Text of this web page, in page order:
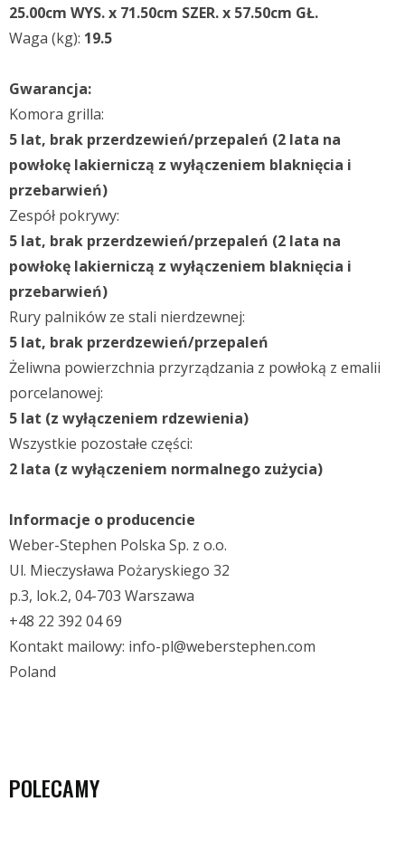
POLECAMY
25.00cm WYS. x 71.50cm SZER. x 57.50cm GŁ.
Waga (kg): 19.5
Gwarancja:
Komora grilla:
5 lat, brak przerdzewień/przepaleń (2 lata na
powłokę lakierniczą z wyłączeniem blaknięcia i
przebarwień)
Zespół pokrywy:
5 lat, brak przerdzewień/przepaleń (2 lata na
powłokę lakierniczą z wyłączeniem blaknięcia i
przebarwień)
Rury palników ze stali nierdzewnej:
5 lat, brak przerdzewień/przepaleń
Żeliwna powierzchnia przyrządzania z powłoką z emalii
porcelanowej:
5 lat (z wyłączeniem rdzewienia)
Wszystkie pozostałe części:
2 lata (z wyłączeniem normalnego zużycia)
Informacje o producencie
Weber-Stephen Polska Sp. z o.o.
Ul. Mieczysława Pożaryskiego 32
p.3, lok.2, 04-703 Warszawa
+48 22 392 04 69
Kontakt mailowy: info-pl@weberstephen.com
Poland